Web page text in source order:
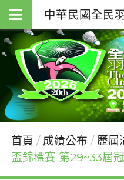
首頁 成績公布 歷屆
盃錦標賽 第29~33屆